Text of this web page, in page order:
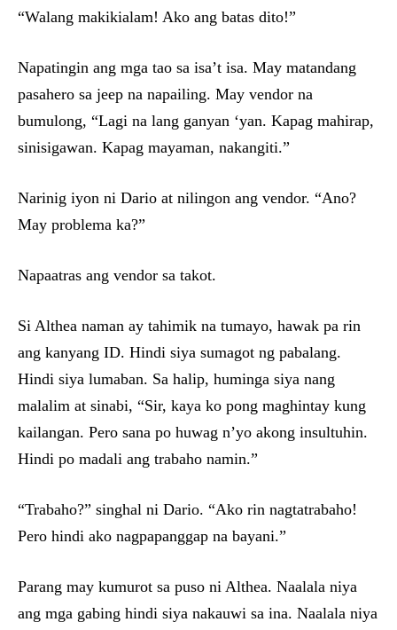
“Walang makikialam! Ako ang batas dito!”
Napatingin ang mga tao sa isa’t isa. May matandang
pasahero sa jeep na napailing. May vendor na
bumulong, “Lagi na lang ganyan ‘yan. Kapag mahirap,
sinisigawan. Kapag mayaman, nakangiti.”
Narinig iyon ni Dario at nilingon ang vendor. “Ano?
May problema ka?”
Napaatras ang vendor sa takot.
Si Althea naman ay tahimik na tumayo, hawak pa rin
ang kanyang ID. Hindi siya sumagot ng pabalang.
Hindi siya lumaban. Sa halip, huminga siya nang
malalim at sinabi, “Sir, kaya ko pong maghintay kung
kailangan. Pero sana po huwag n’yo akong insultuhin.
Hindi po madali ang trabaho namin.”
“Trabaho?” singhal ni Dario. “Ako rin nagtatrabaho!
Pero hindi ako nagpapanggap na bayani.”
Parang may kumurot sa puso ni Althea. Naalala niya
ang mga gabing hindi siya nakauwi sa ina. Naalala niya